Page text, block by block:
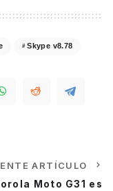
Skype v8.78
ARTÍCULO
Moto G31 es